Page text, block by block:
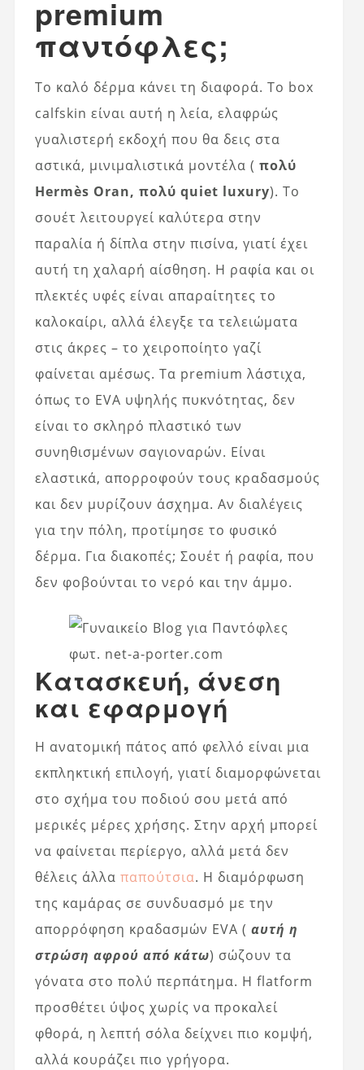
premium
παντόφλες;
Το καλό δέρμα κάνει τη διαφορά. Το box
calfskin είναι αυτή η λεία, ελαφρώς
γυαλιστερή εκδοχή που θα δεις στα
αστικά, μινιμαλιστικά μοντέλα ( πολύ
Hermès Oran, πολύ quiet luxury). Το
σουέτ λειτουργεί καλύτερα στην
παραλία ή δίπλα στην πισίνα, γιατί έχει
αυτή τη χαλαρή αίσθηση. Η ραφία και οι
πλεκτές υφές είναι απαραίτητες το
καλοκαίρι, αλλά έλεγξε τα τελειώματα
στις άκρες – το χειροποίητο γαζί
φαίνεται αμέσως. Τα premium λάστιχα,
όπως το EVA υψηλής πυκνότητας, δεν
είναι το σκληρό πλαστικό των
συνηθισμένων σαγιοναρών. Είναι
ελαστικά, απορροφούν τους κραδασμούς
και δεν μυρίζουν άσχημα. Αν διαλέγεις
για την πόλη, προτίμησε το φυσικό
δέρμα. Για διακοπές; Σουέτ ή ραφία, που
δεν φοβούνται το νερό και την άμμο.
φωτ. net-a-porter.com
Κατασκευή, άνεση
και εφαρμογή
Η ανατομική πάτος από φελλό είναι μια
εκπληκτική επιλογή, γιατί διαμορφώνεται
στο σχήμα του ποδιού σου μετά από
μερικές μέρες χρήσης. Στην αρχή μπορεί
να φαίνεται περίεργο, αλλά μετά δεν
θέλεις άλλα παπούτσια. Η διαμόρφωση
της καμάρας σε συνδυασμό με την
απορρόφηση κραδασμών EVA ( αυτή η
στρώση αφρού από κάτω) σώζουν τα
γόνατα στο πολύ περπάτημα. Η flatform
προσθέτει ύψος χωρίς να προκαλεί
φθορά, η λεπτή σόλα δείχνει πιο κομψή,
αλλά κουράζει πιο γρήγορα.